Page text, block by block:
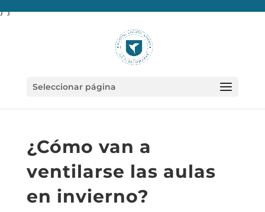
} }
Seleccionar página
¿Cómo van a
ventilarse las aulas
en invierno?